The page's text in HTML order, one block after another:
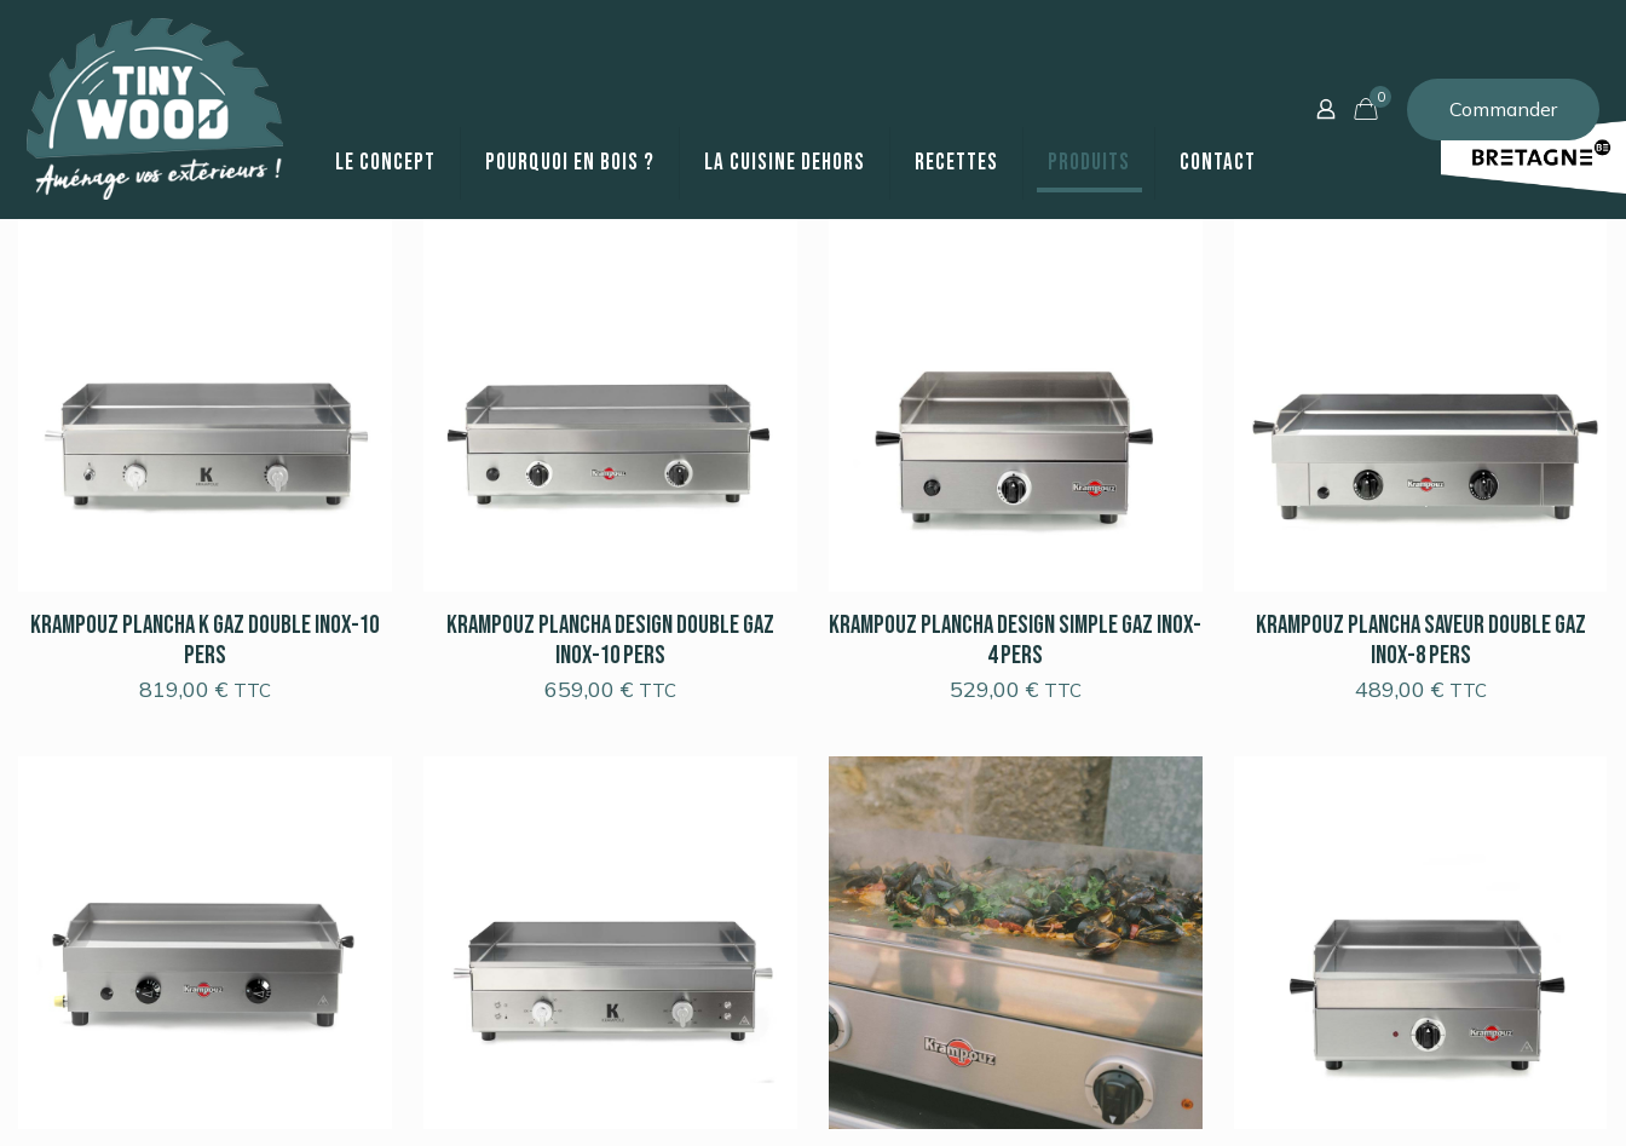
Le concept Pourquoi en bois ? La cuisine dehors Recettes Produits Contact
0 Commander
Krampouz Plancha K Gaz Double Inox-10
pers
819,00 € TTC
Krampouz Plancha Design Double Gaz
Inox-10 pers
659,00 € TTC
Krampouz Plancha Design Simple Gaz Inox-
4 pers
529,00 € TTC
Krampouz Plancha Saveur Double Gaz
Inox-8 pers
489,00 € TTC